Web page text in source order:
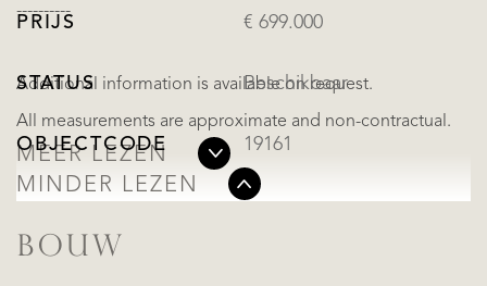
----------
Additional information is available on request.
All measurements are approximate and non-contractual.
MEER LEZEN
MINDER LEZEN
PRIJS € 699.000
STATUS Beschikbaar
OBJECTCODE 19161
BOUW